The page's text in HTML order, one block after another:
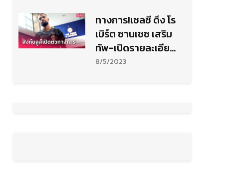
ทางการ!เชลซี ดึง โร
เบิร์ต ซานเชซ เสริม
ทัพ-เปิดรายละเอียด
สัญญา
8/5/2023